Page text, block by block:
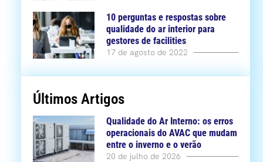
10 perguntas e respostas sobre
qualidade do ar interior para
gestores de facilities
17 de agosto de 2022
Últimos Artigos
Qualidade do Ar Interno: os erros
operacionais do AVAC que mudam
entre o inverno e o verão
20 de julho de 2026